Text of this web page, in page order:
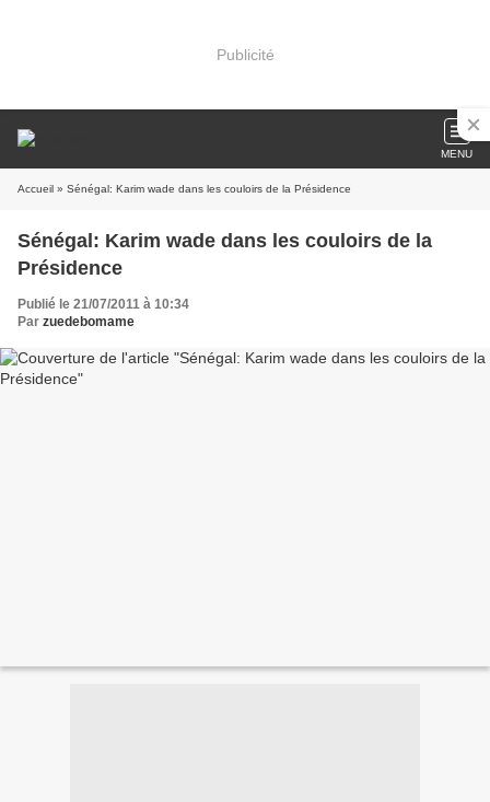
Publicité
MENU
Accueil » Sénégal: Karim wade dans les couloirs de la Présidence
Sénégal: Karim wade dans les couloirs de la
Présidence
Publié le 21/07/2011 à 10:34
Par zuedebomame